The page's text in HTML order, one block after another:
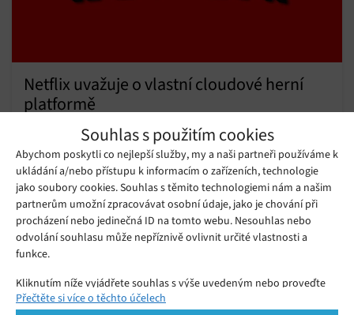
Souhlas s použitím cookies
Abychom poskytli co nejlepší služby, my a naši partneři používáme k
ukládání a/nebo přístupu k informacím o zařízeních, technologie
jako soubory cookies. Souhlas s těmito technologiemi nám a našim
partnerům umožní zpracovávat osobní údaje, jako je chování při
procházení nebo jedinečná ID na tomto webu. Nesouhlas nebo
odvolání souhlasu může nepříznivě ovlivnit určité vlastnosti a
funkce.
Kliknutím níže vyjádřete souhlas s výše uvedeným nebo proveďte
podrobnější rozhodnutí. Vaše volby budou použity pouze na tomto
Přečtěte si více o těchto účelech
Netflix uvažuje o vlastní cloudové herní
platformě
Mike Verdu, americký manažer, producent a autor
počítačových her ve společnosti Netflix, na úterní konferenci
TechCrunch Disrupt prozradil zajímavou zprávu – Netflix vážně
uvažuje o vytvoření vlastní cloudové herní platformy.
Netflix plánuje streamování her,
služba se objeví již v příštím roce
Pátek 16. 07. 2021 Samuel